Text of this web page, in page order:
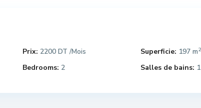
Prix: 2200 DT /Mois Superficie: 197 m2
Bedrooms: 2 Salles de bains: 1